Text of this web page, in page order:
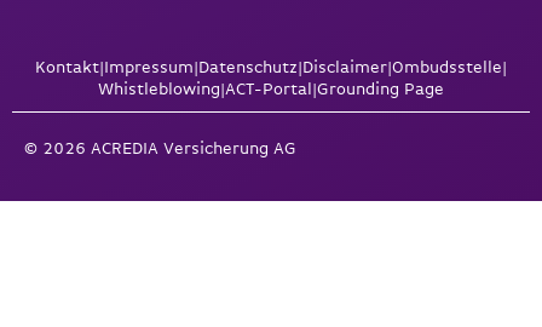
Kontakt|Impressum|Datenschutz|Disclaimer|Ombudsstelle|
Whistleblowing|ACT-Portal|Grounding Page
© 2026 ACREDIA Versicherung AG